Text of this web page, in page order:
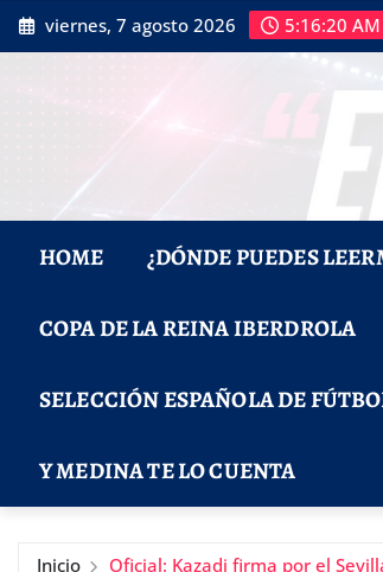
Saltar
al
viernes, 7 agosto 2026 5:16:21 AM
HOME ¿DÓNDE PUEDES
COPA DE LA REINA IBERDROLA
SELECCIÓN ESPAÑOLA DE
Y MEDINA TE LO CUENTA
Inicio Oficial: Kazadi firma por el